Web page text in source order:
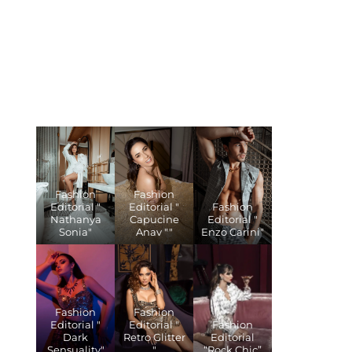
Fashion
Editorial "
Nathanya
Sonia"
Fashion
Editorial "
Capucine
Anav ""
Fashion
Editorial "
Enzo Carini"
Fashion
Editorial "
Dark
Sensuality"
Fashion
Editorial "
Retro Glitter
"
Fashion
Editorial
“Rock Chic”